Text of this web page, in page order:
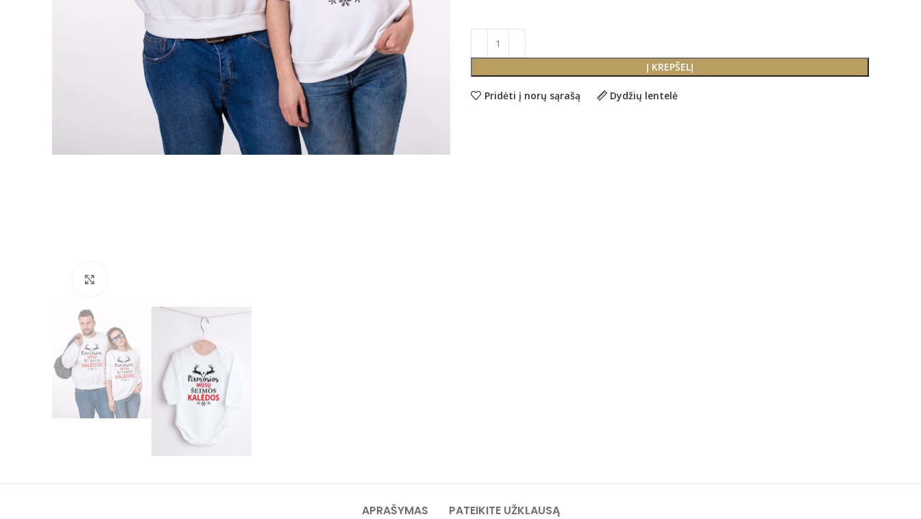
Į KREPŠELĮ
Pridėti į norų sąrašą Dydžių lentelė
APRAŠYMAS PATEIKITE UŽKLAUSĄ